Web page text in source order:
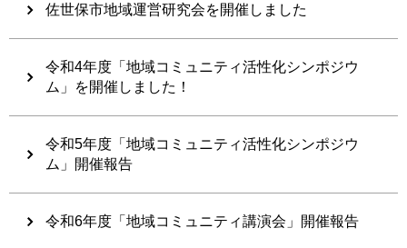
佐世保市地域運営研究会を開催しました
令和4年度「地域コミュニティ活性化シンポジウ
ム」を開催しました！
令和5年度「地域コミュニティ活性化シンポジウ
ム」開催報告
令和6年度「地域コミュニティ講演会」開催報告